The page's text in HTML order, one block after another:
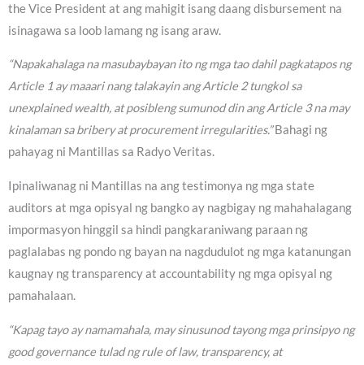
the Vice President at ang mahigit isang daang disbursement na
isinagawa sa loob lamang ng isang araw.
“Napakahalaga na masubaybayan ito ng mga tao dahil pagkatapos ng
Article 1 ay maaari nang talakayin ang Article 2 tungkol sa
unexplained wealth, at posibleng sumunod din ang Article 3 na may
kinalaman sa bribery at procurement irregularities.”Bahagi ng
pahayag ni Mantillas sa Radyo Veritas.
Ipinaliwanag ni Mantillas na ang testimonya ng mga state
auditors at mga opisyal ng bangko ay nagbigay ng mahahalagang
impormasyon hinggil sa hindi pangkaraniwang paraan ng
paglalabas ng pondo ng bayan na nagdudulot ng mga katanungan
kaugnay ng transparency at accountability ng mga opisyal ng
pamahalaan.
“Kapag tayo ay namamahala, may sinusunod tayong mga prinsipyo ng
good governance tulad ng rule of law, transparency, at